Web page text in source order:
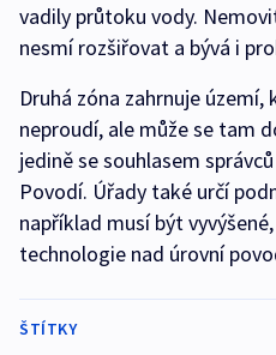
vadily průtoku vody.
nesmí rozšiřovat a bývá i
Druhá zóna zahrnuje
neproudí, ale může se tam
jedině se souhlasem
Povodí. Úřady také určí
například musí být
technologie nad úrovní
ŠTÍTKY